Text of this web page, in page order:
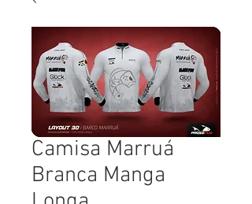
Camisa Marruá
Branca Manga